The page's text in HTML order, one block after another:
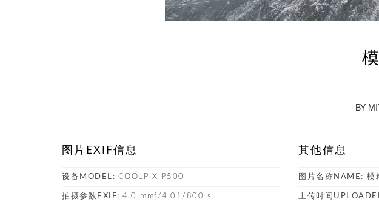
BY
图片EXIF信息
设备MODEL: COOLPIX P500
拍摄参数EXIF: 4.0 mmf/4.01/800 s
其他信息
图片名称NAME: 模
上传时间